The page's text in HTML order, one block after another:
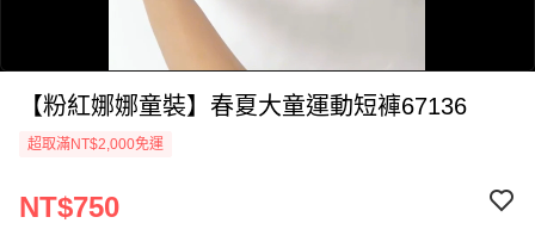
【粉紅娜娜童裝】春夏大童運動短褲67136
超取滿NT$2,000免運
NT$750